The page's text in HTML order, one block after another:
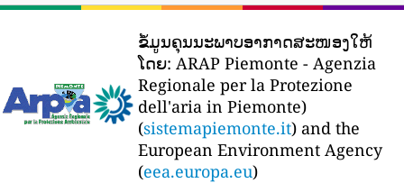
ຂໍ້ມູນຄຸນນະພາບອາກາດສະໜອງໃຫ້
ໂດຍ: ARAP Piemonte - Agenzia
Regionale per la Protezione
dell'aria in Piemonte)
(sistemapiemonte.it) and the
European Environment Agency
(eea.europa.eu)